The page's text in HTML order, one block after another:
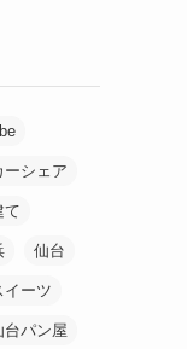
ーシェア
て
仙台
イーツ
台パン屋